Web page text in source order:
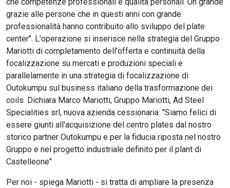
che competenze professionali e qualità personali. Un grande
grazie alle persone che in questi anni con grande
professionalità hanno contribuito allo sviluppo del plate
center". L'operazione si inserisce nella strategia del Gruppo
Mariotti di completamento dell'offerta e continuità della
focalizzazione su mercati e produzioni speciali e
parallelamente in una strategia di focalizzazione di
Outokumpu sul business italiano della trasformazione dei
coils. Dichiara Marco Mariotti, Gruppo Mariotti, Ad Steel
Specialities srl, nuova azienda cessionaria: "Siamo felici di
essere giunti all'acquisizione del centro plates dal nostro
storico partner Outokumpu e per la fiducia riposta nel nostro
Gruppo e nel progetto industriale definito per il plant di
Castelleone"
Per noi - spiega Mariotti - si tratta di ampliare la presenza